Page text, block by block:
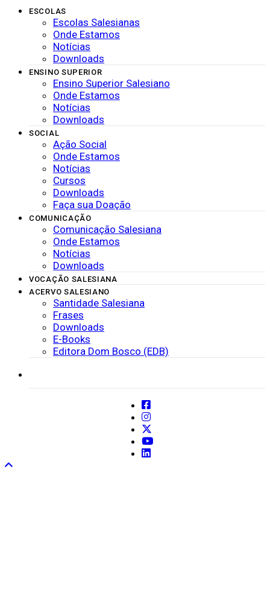
ESCOLAS
Escolas Salesianas
Onde Estamos
Notícias
Downloads
ENSINO SUPERIOR
Ensino Superior Salesiano
Onde Estamos
Notícias
Downloads
SOCIAL
Ação Social
Onde Estamos
Notícias
Cursos
Downloads
Faça sua Doação
COMUNICAÇÃO
Comunicação Salesiana
Onde Estamos
Notícias
Downloads
VOCAÇÃO SALESIANA
ACERVO SALESIANO
Santidade Salesiana
Frases
Downloads
E-Books
Editora Dom Bosco (EDB)